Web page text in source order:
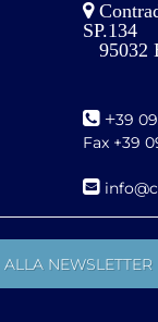
SP.134
95032
+39
Fax +39
i